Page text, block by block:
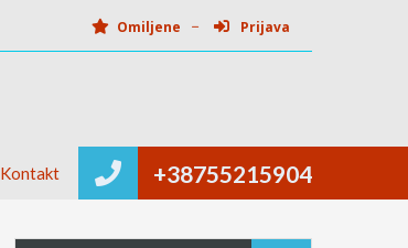
Omiljene Prijava
+38755215904
Kontakt